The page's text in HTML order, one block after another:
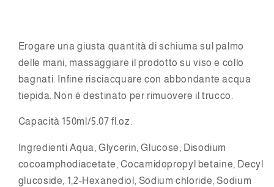
Erogare una giusta quantità di schiuma sul palmo
delle mani, massaggiare il prodotto su viso e collo
bagnati. Infine risciacquare con abbondante acqua
tiepida. Non è destinato per rimuovere il trucco.
Capacità 150ml/5.07 fl.oz.
Ingredienti Aqua, Glycerin, Glucose, Disodium
cocoamphodiacetate, Cocamidopropyl betaine, Decyl
glucoside, 1,2-Hexanediol, Sodium chloride, Sodium